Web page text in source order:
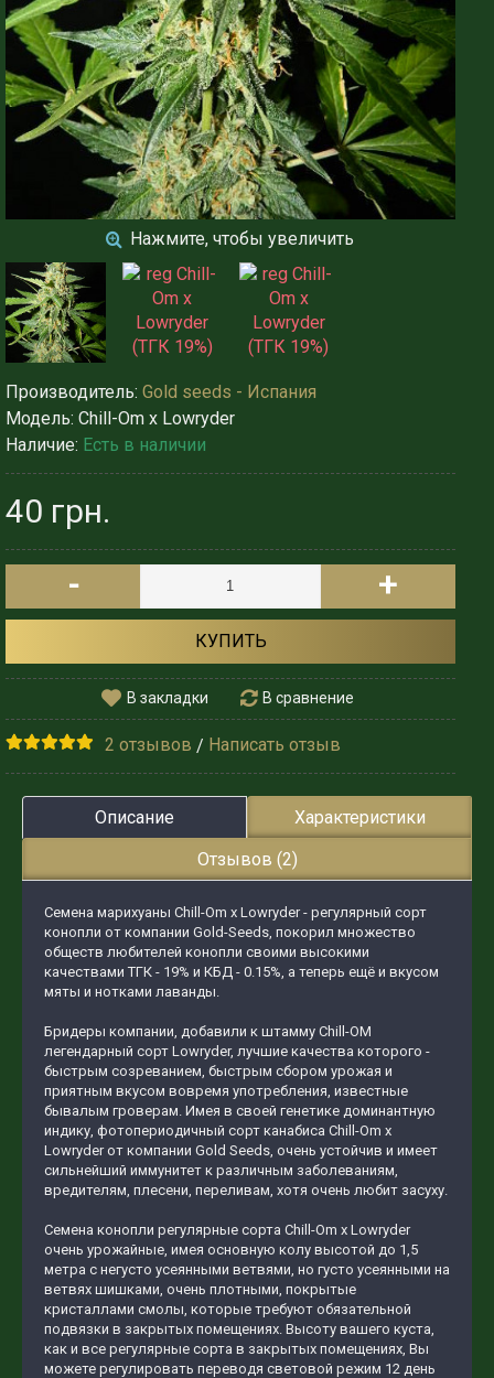
Нажмите, чтобы увеличить
Производитель: Gold seeds - Испания
Модель: Chill-Om x Lowryder
Наличие: Есть в наличии
40 грн.
-
+
КУПИТЬ
В закладки В сравнение
2 отзывов / Написать отзыв
Описание
Характеристики
Отзывов (2)
Семена марихуаны Chill-Om x Lowryder - регулярный сорт
конопли от компании Gold-Seeds, покорил множество
обществ любителей конопли своими высокими
качествами ТГК - 19% и КБД - 0.15%, а теперь ещё и вкусом
мяты и нотками лаванды.
Бридеры компании, добавили к штамму Chill-OM
легендарный сорт Lowryder, лучшие качества которого -
быстрым созреванием, быстрым сбором урожая и
приятным вкусом вовремя употребления, известные
бывалым гроверам. Имея в своей генетике доминантную
индику, фотопериодичный сорт канабиса Chill-Om x
Lowryder от компании Gold Seeds, очень устойчив и имеет
сильнейший иммунитет к различным заболеваниям,
вредителям, плесени, переливам, хотя очень любит засуху.
Семена конопли регулярные сорта Chill-Om x Lowryder
очень урожайные, имея основную колу высотой до 1,5
метра с негусто усеянными ветвями, но густо усеянными на
ветвях шишками, очень плотными, покрытые
кристаллами смолы, которые требуют обязательной
подвязки в закрытых помещениях. Высоту вашего куста,
как и все регулярные сорта в закрытых помещениях, Вы
можете регулировать переводя световой режим 12 день